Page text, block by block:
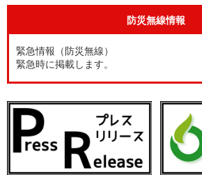
防災無線情報
緊急情報（防災無線）
緊急時に掲載します。